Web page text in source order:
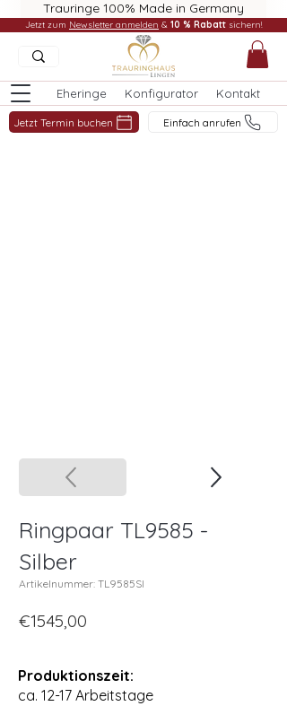
Trauringe 100% Made in Germany
Eheringe Konfigurator Kontakt
Jetzt Termin buchen Einfach anrufen
Jetzt zum Newsletter anmelden & 10 % Rabatt sichern!
Ringpaar TL9585 -
Silber
Artikelnummer: TL9585SI
€1545,00
Produktionszeit:
ca. 12-17 Arbeitstage